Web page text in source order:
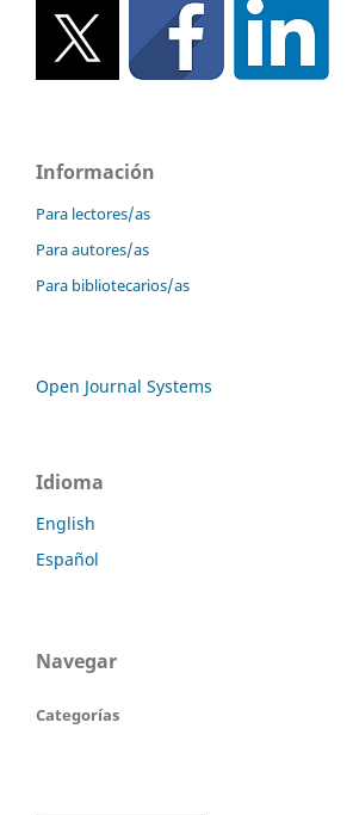
Información
Para lectores/as
Para autores/as
Para bibliotecarios/as
Open Journal Systems
Idioma
English
Español
Navegar
Categorías